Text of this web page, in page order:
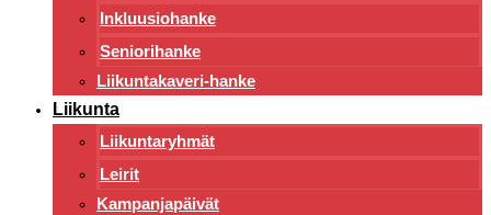
Inkluusiohanke
Seniorihanke
Liikuntakaveri-hanke
Liikunta
Liikuntaryhmät
Leirit
Kampanjapäivät